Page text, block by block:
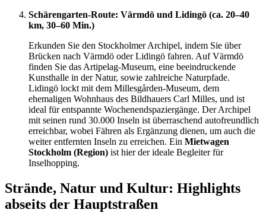
Schärengarten-Route: Värmdö und Lidingö (ca. 20–40
km, 30–60 Min.)
Erkunden Sie den Stockholmer Archipel, indem Sie über
Brücken nach Värmdö oder Lidingö fahren. Auf Värmdö
finden Sie das Artipelag-Museum, eine beeindruckende
Kunsthalle in der Natur, sowie zahlreiche Naturpfade.
Lidingö lockt mit dem Millesgården-Museum, dem
ehemaligen Wohnhaus des Bildhauers Carl Milles, und ist
ideal für entspannte Wochenendspaziergänge. Der Archipel
mit seinen rund 30.000 Inseln ist überraschend autofreundlich
erreichbar, wobei Fähren als Ergänzung dienen, um auch die
weiter entfernten Inseln zu erreichen. Ein Mietwagen
Stockholm (Region) ist hier der ideale Begleiter für
Inselhopping.
Strände, Natur und Kultur: Highlights
abseits der Hauptstraßen